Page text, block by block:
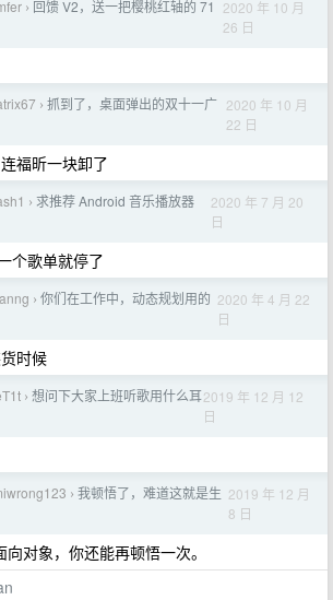
› 回馈 V2，送一把樱桃红轴的 71
2020 年 10 月
26 日
› 抓到了，桌面弹出的双十一广 2020 年 10 月
22 日
福昕一块卸了
› 求推荐 Android 音乐播放器
2020 年 7 月 20
日
个歌单就停了
› 你们在工作中，动态规划用的 2020 年 4 月 22
日
时候
› 想问下大家上班听歌用什么耳2019 年 12 月 12
日
› 我顿悟了，难道这就是生 2019 年 12 月
8 日
对象，你还能再顿悟一次。